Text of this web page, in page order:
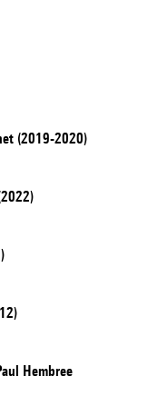
(2019-2020)
Hembree